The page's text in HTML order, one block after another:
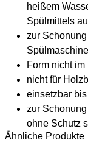
heißem
Spülmittels
zur
Spülmaschine
Form nicht
nicht für
einsetzbar bis
zur
ohne Schutz
Ähnliche Produkte